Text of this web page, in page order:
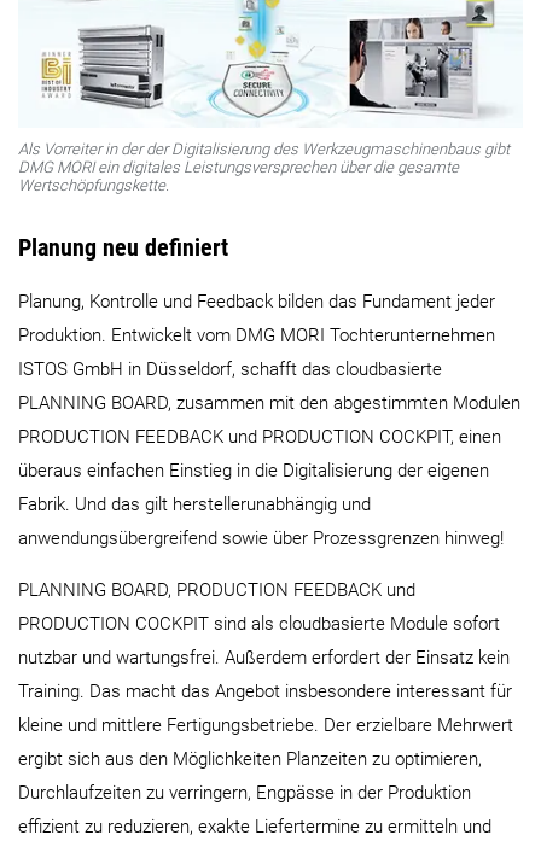
Als Vorreiter in der der Digitalisierung des Werkzeugmaschinenbaus gibt
DMG MORI ein digitales Leistungsversprechen über die gesamte
Wertschöpfungskette.
Planung neu definiert
Planung, Kontrolle und Feedback bilden das Fundament jeder
Produktion. Entwickelt vom DMG MORI Tochterunternehmen
ISTOS GmbH in Düsseldorf, schafft das cloudbasierte
PLANNING BOARD, zusammen mit den abgestimmten Modulen
PRODUCTION FEEDBACK und PRODUCTION COCKPIT, einen
überaus einfachen Einstieg in die Digitalisierung der eigenen
Fabrik. Und das gilt herstellerunabhängig und
anwendungsübergreifend sowie über Prozessgrenzen hinweg!
PLANNING BOARD, PRODUCTION FEEDBACK und
PRODUCTION COCKPIT sind als cloudbasierte Module sofort
nutzbar und wartungsfrei. Außerdem erfordert der Einsatz kein
Training. Das macht das Angebot insbesondere interessant für
kleine und mittlere Fertigungsbetriebe. Der erzielbare Mehrwert
ergibt sich aus den Möglichkeiten Planzeiten zu optimieren,
Durchlaufzeiten zu verringern, Engpässe in der Produktion
effizient zu reduzieren, exakte Liefertermine zu ermitteln und